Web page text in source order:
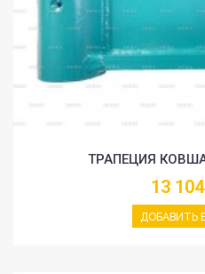
ТРАПЕЦИЯ КОВША
13
ДОБАВИТЬ